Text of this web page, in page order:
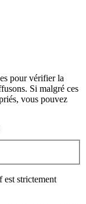
pour vérifier la
Si malgré ces
vous pouvez
est strictement